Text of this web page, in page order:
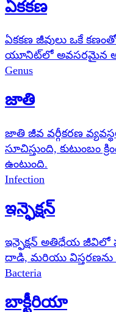
ఏకకణ
ఏకకణ జీవులు ఒకే
యూనిట్‌లో అవసరమైన
Genus
జాతి
జాతి జీవ వర్గీకరణ
సూచిస్తుంది, కుటుంబం
ఉంటుంది.
Infection
ఇన్ఫెక్షన్
ఇన్ఫెక్షన్ అతిధేయ జీవిలో
దాడి, మరియు విస్తరణను
Bacteria
బాక్టీరియా